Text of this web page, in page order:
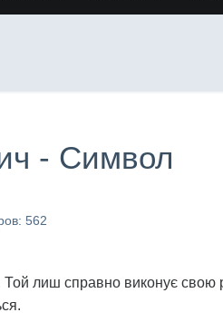
- Символ
562
лиш справно виконує свою